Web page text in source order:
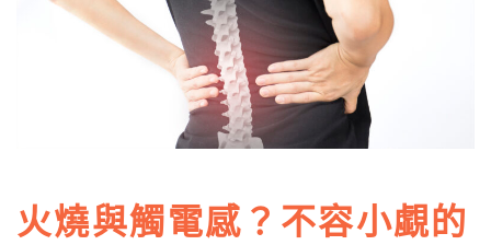
火燒與觸電感？不容小覷的